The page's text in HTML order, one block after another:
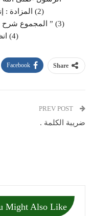
(2) المزادة : إناء من جلد يعني نحو القربة .
(3) ” المجموع شرح المهذب ” [ ٢٦٢/١ – ٢٦٣ ] للنووي .
(4) انظر المصدر السابق .
Share
Facebook
ضريبة الكلمة .
Might Also Like